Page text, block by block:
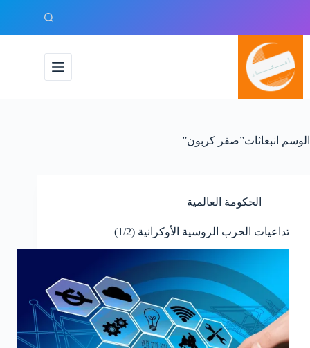
المحتوى
الوسم انبعاثات”صفر كربون”
الحكومة العالمية
تداعيات الحرب الروسية الأوكرانية (1/2)